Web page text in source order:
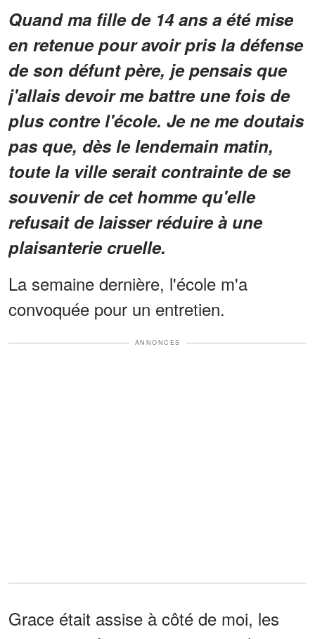
Quand ma fille de 14 ans a été mise
en retenue pour avoir pris la défense
de son défunt père, je pensais que
j'allais devoir me battre une fois de
plus contre l'école. Je ne me doutais
pas que, dès le lendemain matin,
toute la ville serait contrainte de se
souvenir de cet homme qu'elle
refusait de laisser réduire à une
plaisanterie cruelle.
La semaine dernière, l'école m'a
convoquée pour un entretien.
ANNONCES
Grace était assise à côté de moi, les